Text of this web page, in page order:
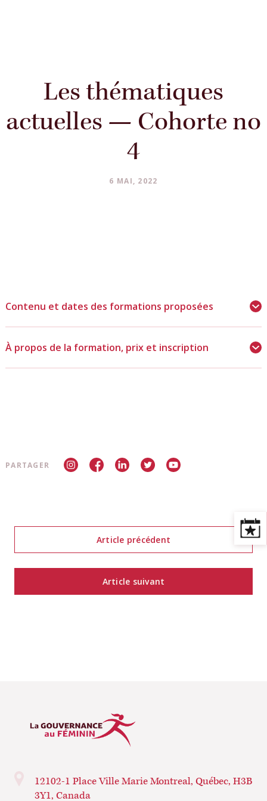
Les thématiques
actuelles — Cohorte no
4
6 MAI, 2022
Contenu et dates des formations proposées
À propos de la formation, prix et inscription
PARTAGER
Article précédent
Article suivant
12102-1 Place Ville MarieMontreal, Québec, H3B
3Y1, Canada